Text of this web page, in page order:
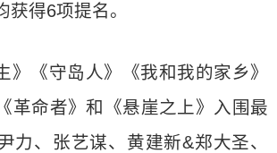
获得6项提名。
》《守岛人》《我和我的家乡》
革命者》和《悬崖之上》入围最
力、张艺谋、黄建新&郑大圣、